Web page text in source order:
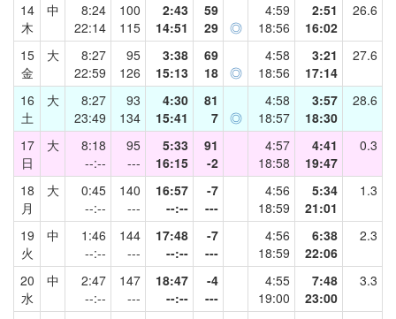
14
木
中
8:24
22:14
100
115
2:43
14:51
59
29
◎
4:59
18:56
2:51
16:02
26.6
15
金
大
8:27
22:59
95
126
3:38
15:13
69
18
◎
4:58
18:56
3:21
17:14
27.6
16
土
大
8:27
23:49
93
134
4:30
15:41
81
7
◎
4:58
18:57
3:57
18:30
28.6
17
日
大
8:18
--:--
95
---
5:33
16:15
91
-2
4:57
18:58
4:41
19:47
0.3
18
月
大
0:45
--:--
140
---
16:57
--:--
-7
---
4:56
18:59
5:34
21:01
1.3
19
火
中
1:46
--:--
144
---
17:48
--:--
-7
---
4:56
18:59
6:38
22:06
2.3
20
水
中
2:47
--:--
147
---
18:47
--:--
-4
---
4:55
19:00
7:48
23:00
3.3